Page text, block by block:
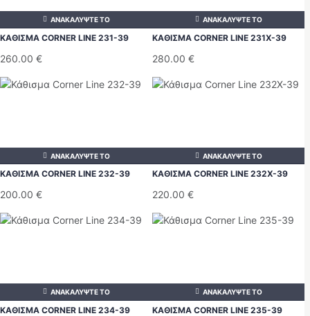
ΚΑΘΙΣΜΑ CORNER LINE 231-39
260.00 €
ΑΝΑΚΑΛΥΨΤΕ ΤΟ
ΚΑΘΙΣΜΑ CORNER LINE 231Χ-39
280.00 €
ΑΝΑΚΑΛΥΨΤΕ ΤΟ
ΚΑΘΙΣΜΑ CORNER LINE 232-39
200.00 €
ΑΝΑΚΑΛΥΨΤΕ ΤΟ
ΚΑΘΙΣΜΑ CORNER LINE 232Χ-39
220.00 €
ΑΝΑΚΑΛΥΨΤΕ ΤΟ
ΚΑΘΙΣΜΑ CORNER LINE 234-39
ΑΝΑΚΑΛΥΨΤΕ ΤΟ
ΚΑΘΙΣΜΑ CORNER LINE 235-39
ΑΝΑΚΑΛΥΨΤΕ ΤΟ